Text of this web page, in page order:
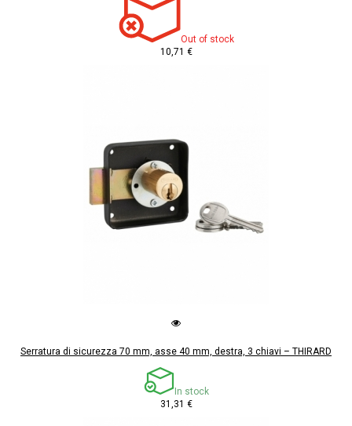
Out of stock
10,71 €
Serratura di sicurezza 70 mm, asse 40 mm, destra, 3 chiavi – THIRARD
In stock
31,31 €